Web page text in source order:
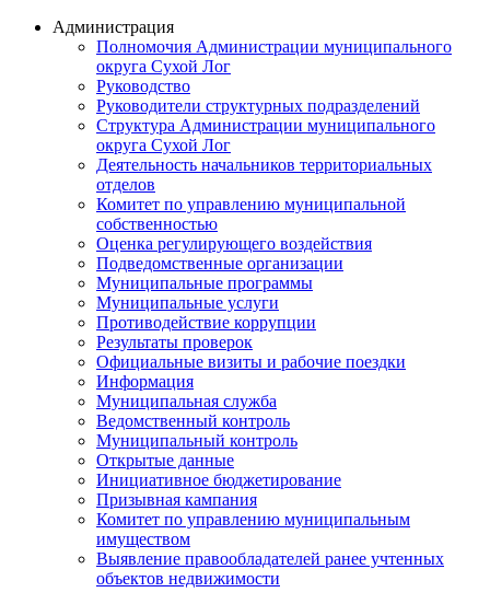
Администрация
Полномочия Администрации муниципального
округа Сухой Лог
Руководство
Руководители структурных подразделений
Структура Администрации муниципального
округа Сухой Лог
Деятельность начальников территориальных
отделов
Комитет по управлению муниципальной
собственностью
Оценка регулирующего воздействия
Подведомственные организации
Муниципальные программы
Муниципальные услуги
Противодействие коррупции
Результаты проверок
Официальные визиты и рабочие поездки
Информация
Муниципальная служба
Ведомственный контроль
Муниципальный контроль
Открытые данные
Инициативное бюджетирование
Призывная кампания
Комитет по управлению муниципальным
имуществом
Выявление правообладателей ранее учтенных
объектов недвижимости